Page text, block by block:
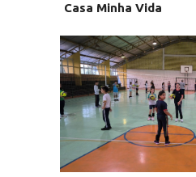
Casa Minha Vida